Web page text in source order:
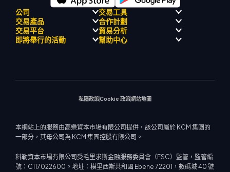
公司
監理合規性
關於
飄移隊
交易工具
經濟日曆
交易產品
外匯
貴金屬
合作計劃
介紹經紀人計劃
交易平台 貿易分析
即將舉行的活動 幫助中心
私隱政策Cookie 政策網站地圖
本網站上的服務由高樂資本市場有限公司提供，該公司屬於 KCM 集團的
一部分，其母公司為 KCM 集團控股有限公司。
科勒資本市場有限公司受毛里求斯金融服務委員會（FSC）監管，監管編
號：C117022600。地址：模里西斯共和國 Ebene 72201，數碼城 40 號